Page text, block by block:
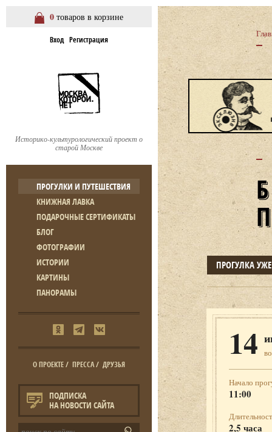
0 товаров в корзине
Вход Регистрация
Историко-культурологический проект о
старой Москве
ПРОГУЛКИ И ПУТЕШЕСТВИЯ
КНИЖНАЯ ЛАВКА
ПОДАРОЧНЫЕ СЕРТИФИКАТЫ
БЛОГ
ФОТОГРАФИИ
ИСТОРИИ
КАРТИНЫ
ПАНОРАМЫ
О ПРОЕКТЕ/ ПРЕССА/ ДРУЗЬЯ
ПОДПИСКА
НА НОВОСТИ САЙТА
ПРОГУЛКА
14
Начало
11:00
2,5 часа